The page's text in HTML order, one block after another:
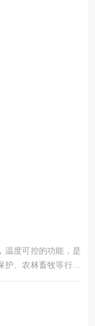
温度可控的功能，是
、农林畜牧等行业
验室的重要试验设
路组成。